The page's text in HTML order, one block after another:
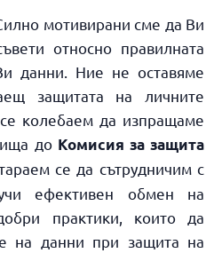
мотивирани сме да Ви
относно правилната
данни. Ние не оставяме
защитата на личните
колебаем да изпращаме
до Комисия за защита
се да сътрудничим с
ефективен обмен на
практики, които да
на данни при защита на